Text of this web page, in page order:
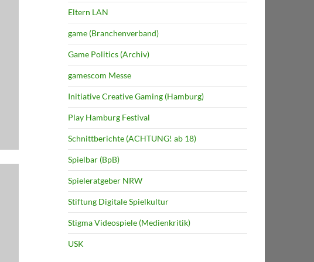
Eltern LAN
game (Branchenverband)
Game Politics (Archiv)
gamescom Messe
Initiative Creative Gaming (Hamburg)
Play Hamburg Festival
Schnittberichte (ACHTUNG! ab 18)
Spielbar (BpB)
Spieleratgeber NRW
Stiftung Digitale Spielkultur
Stigma Videospiele (Medienkritik)
USK